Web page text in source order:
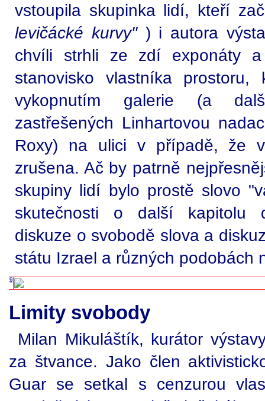
vstoupila skupinka lidí, kteří
levičácké kurvy" ) i autora
chvíli strhli ze zdí exponáty
stanovisko vlastníka prostoru,
vykopnutím galerie (a
zastřešených Linhartovou
Roxy) na ulici v případě, že
zrušena. Ač by patrně
skupiny lidí bylo prostě slovo
skutečnosti o další kapitolu
diskuze o svobodě slova a
státu Izrael a různých podobách
Limity svobody
Milan Mikuláštík, kurátor
za štvance. Jako člen
Guar se setkal s cenzurou